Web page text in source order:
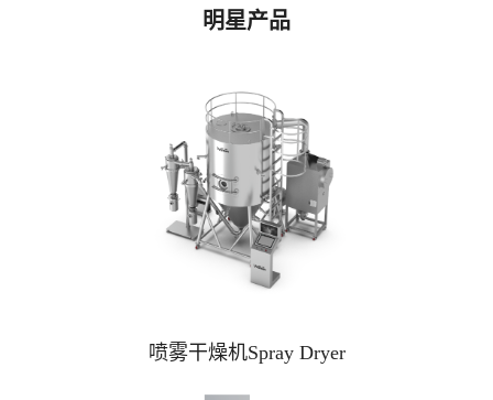
明星产品
喷雾干燥机Spray Dryer